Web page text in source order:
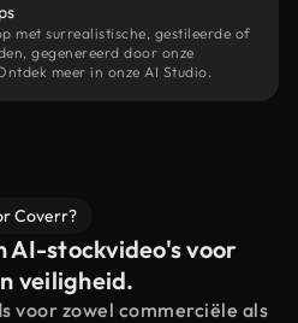
met surrealistische, gestileerde of
gegenereerd door onze
meer in onze AI Studio.
Coverr?
AI-stockvideo's voor
veiligheid.
voor zowel commerciële als